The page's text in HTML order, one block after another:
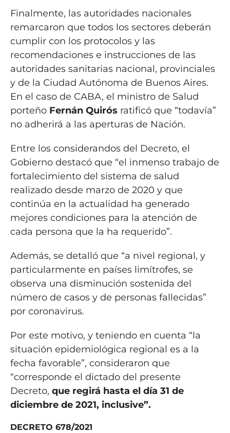
Finalmente, las autoridades nacionales
remarcaron que todos los sectores deberán
cumplir con los protocolos y las
recomendaciones e instrucciones de las
autoridades sanitarias nacional, provinciales
y de la Ciudad Autónoma de Buenos Aires.
En el caso de CABA, el ministro de Salud
porteño Fernán Quirós ratificó que “todavía”
no adherirá a las aperturas de Nación.
Entre los considerandos del Decreto, el
Gobierno destacó que “el inmenso trabajo de
fortalecimiento del sistema de salud
realizado desde marzo de 2020 y que
continúa en la actualidad ha generado
mejores condiciones para la atención de
cada persona que la ha requerido”.
Además, se detalló que “a nivel regional, y
particularmente en países limítrofes, se
observa una disminución sostenida del
número de casos y de personas fallecidas”
por coronavirus.
Por este motivo, y teniendo en cuenta “la
situación epidemiológica regional es a la
fecha favorable”, consideraron que
“corresponde el dictado del presente
Decreto, que regirá hasta el día 31 de
diciembre de 2021, inclusive”.
DECRETO 678/2021